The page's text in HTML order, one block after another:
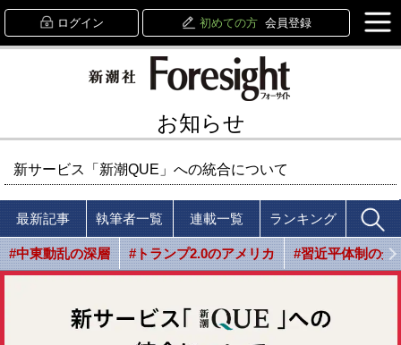
ログイン 初めての方 会員登録
お知らせ
新サービス「新潮QUE」への統合について
最新記事 執筆者一覧 連載一覧 ランキング
#中東動乱の深層 #トランプ2.0のアメリカ #習近平体制の光